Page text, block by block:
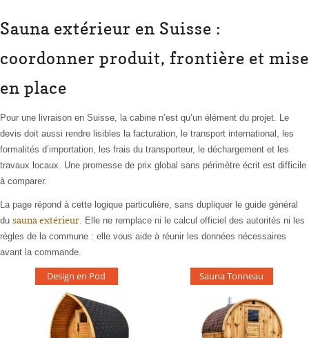
Sauna extérieur en Suisse :
coordonner produit, frontière et mise
en place
Pour une livraison en Suisse, la cabine n’est qu’un élément du projet. Le
devis doit aussi rendre lisibles la facturation, le transport international, les
formalités d’importation, les frais du transporteur, le déchargement et les
travaux locaux. Une promesse de prix global sans périmètre écrit est difficile
à comparer.
La page répond à cette logique particulière, sans dupliquer le guide général
du sauna extérieur . Elle ne remplace ni le calcul officiel des autorités ni les
règles de la commune : elle vous aide à réunir les données nécessaires
avant la commande.
Design en Pod Sauna Tonneau